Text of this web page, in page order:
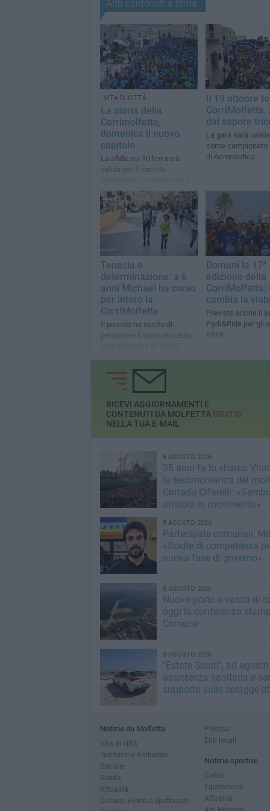
Altri contenuti a tema
VITA DI CITTÀ
La storia della
Corrimolfetta,
domenica il nuovo
capitolo
La sfida sui 10 km sarà
valida per il circuito
Campionato Italiano
Aeronautica
Il 19 ottobre
CorriMolfetta,
dal sapore
La gara sarà
come campionato
di Aeronautica
Tenacia e
determinazione: a 6
anni Michael ha corso
per intero la
CorriMolfetta
Il piccolo ha scelto di
percorrere il tracciato della
Domani la 17^
edizione della
CorriMolfetta:
cambia la
Previsto anche il
Park&Ride per gli
FIDAL
RICEVI AGGIORNAMENTI E
CONTENUTI DA MOLFETTA GRATIS
NELLA TUA E-MAIL
8 AGOSTO 2026
35 anni fa lo sbarco
la testimonianza del
Corrado Cifarelli:
un'isola in movimento»
8 AGOSTO 2026
Partecipate comunali,
«Scelte di competenza
nuova fase di governo»
8 AGOSTO 2026
Nuovo porto e vasca di
oggi la conferenza
Comune
8 AGOSTO 2026
"Estate Sicuri", ad agosto
assistenza sanitaria e
supporto sulle spiagge
Notizie da Molfetta
Vita di città
Territorio e Ambiente
Sociale
Sanità
Attualità
Cultura, Eventi e Spettacolo
Politica
Enti locali
Notizie sportive
Calcio
Equitazione
Attualità